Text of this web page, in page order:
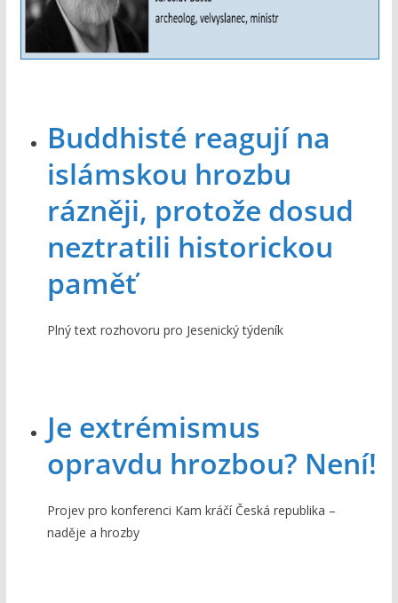
Buddhisté reagují na
islámskou hrozbu
rázněji, protože dosud
neztratili historickou
paměť
Plný text rozhovoru pro Jesenický týdeník
Je extrémismus
opravdu hrozbou? Není!
Projev pro konferenci Kam kráčí Česká republika –
naděje a hrozby